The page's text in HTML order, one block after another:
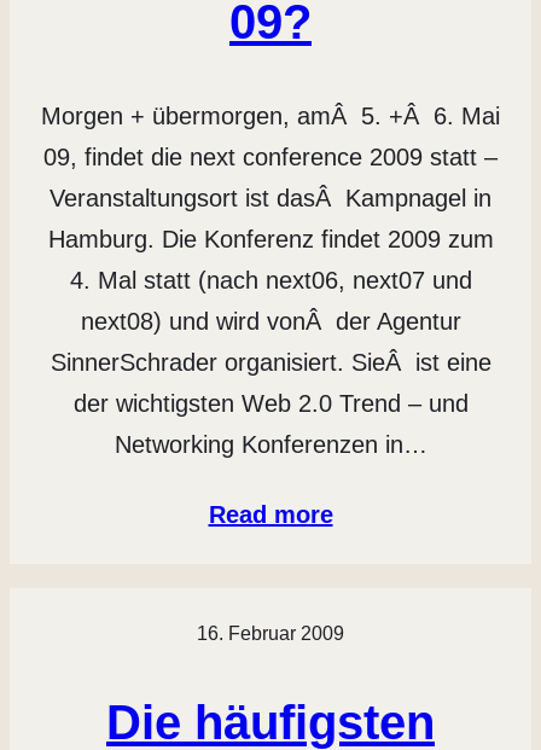
09?
Morgen + übermorgen, amÂ 5. +Â 6. Mai
09, findet die next conference 2009 statt –
Veranstaltungsort ist dasÂ Kampnagel in
Hamburg. Die Konferenz findet 2009 zum
4. Mal statt (nach next06, next07 und
next08) und wird vonÂ der Agentur
SinnerSchrader organisiert. SieÂ ist eine
der wichtigsten Web 2.0 Trend – und
Networking Konferenzen in…
Read more
16. Februar 2009
Die häufigsten